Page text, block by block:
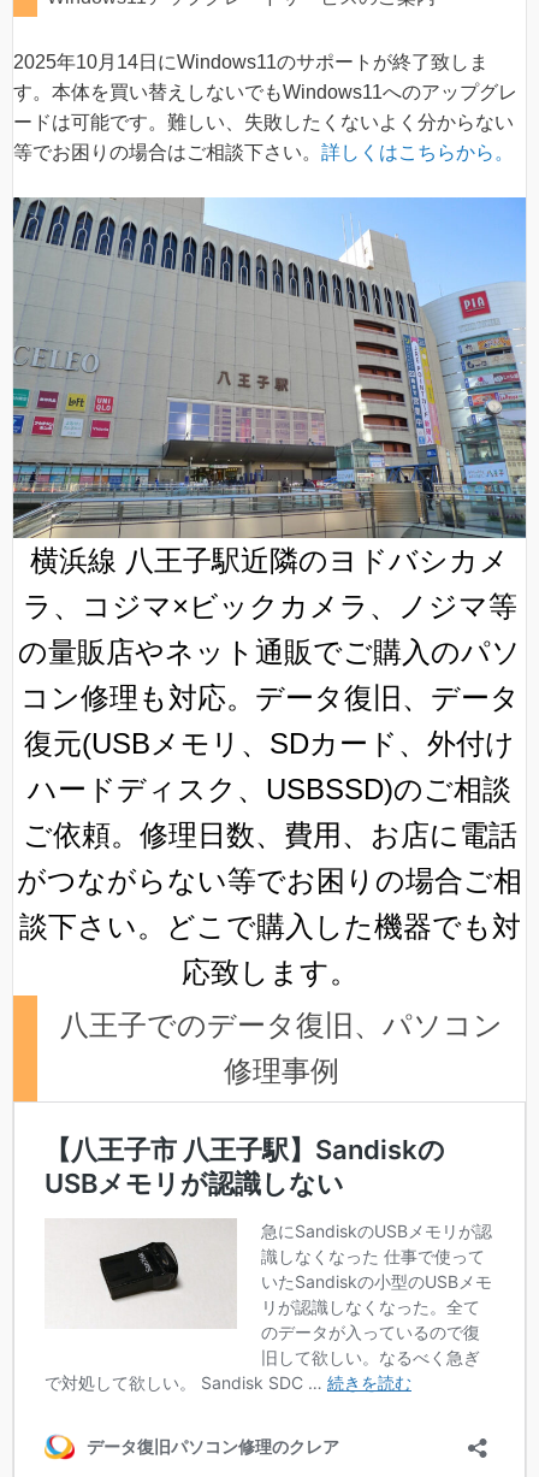
2025年10月14日にWindows11のサポートが終了致しま
す。本体を買い替えしないでもWindows11へのアップグレ
ードは可能です。難しい、失敗したくないよく分からない
等でお困りの場合はご相談下さい。 詳しくはこちらから。
横浜線 八王子駅近隣のヨドバシカメ
ラ、コジマ×ビックカメラ、ノジマ等
の量販店やネット通販でご購入のパソ
コン修理も対応。データ復旧、データ
復元(USBメモリ、SDカード、外付け
ハードディスク、USBSSD)のご相談
ご依頼。修理日数、費用、お店に電話
がつながらない等でお困りの場合ご相
談下さい。どこで購入した機器でも対
応致します。
八王子でのデータ復旧、パソコン
修理事例